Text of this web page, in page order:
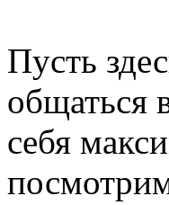
Пусть
общаться
себя